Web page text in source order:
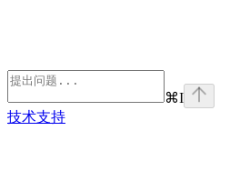
⌘I
技术支持